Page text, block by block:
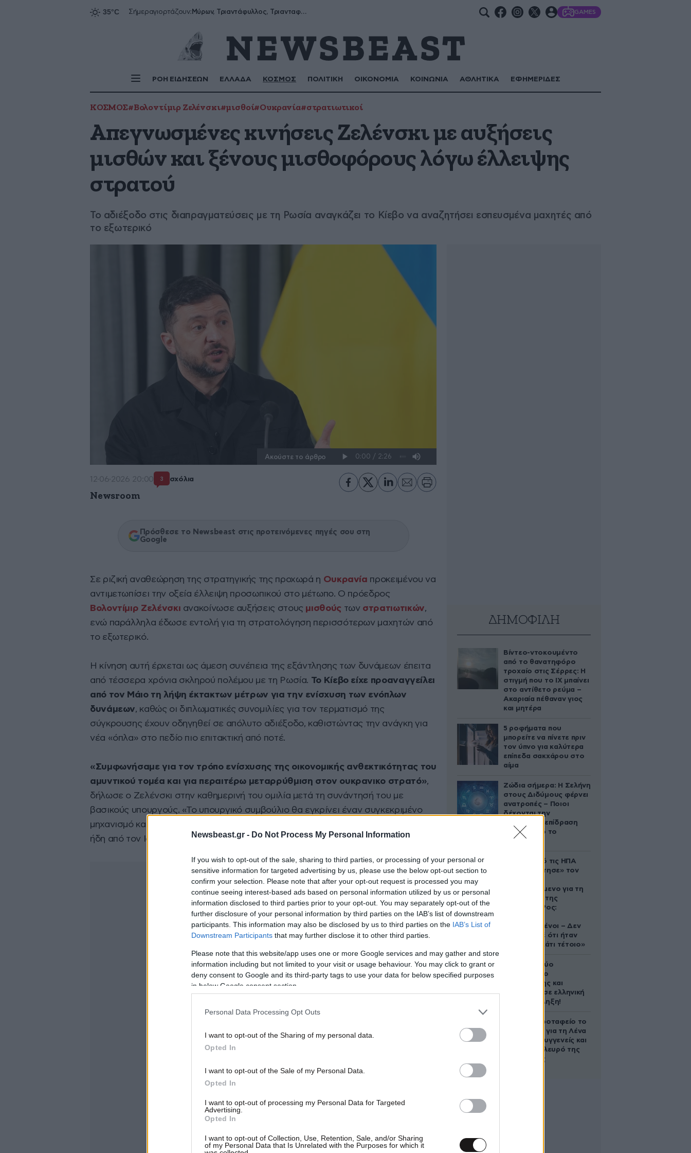
Newsbeast.gr - Do Not Process My Personal Information
If you wish to opt-out of the sale, sharing to third parties, or processing of your personal or
sensitive information for targeted advertising by us, please use the below opt-out section to
confirm your selection. Please note that after your opt-out request is processed you may
continue seeing interest-based ads based on personal information utilized by us or personal
information disclosed to third parties prior to your opt-out. You may separately opt-out of the
further disclosure of your personal information by third parties on the IAB’s list of downstream
participants. This information may also be disclosed by us to third parties on the IAB’s List of
Downstream Participants that may further disclose it to other third parties.
Please note that this website/app uses one or more Google services and may gather and store
information including but not limited to your visit or usage behaviour. You may click to grant or
deny consent to Google and its third-party tags to use your data for below specified purposes
in below Google consent section.
Personal Data Processing Opt Outs
I want to opt-out of the Sharing of my personal data.
Opted In
I want to opt-out of the Sale of my Personal Data.
Opted In
I want to opt-out of processing my Personal Data for Targeted
Advertising.
Opted In
I want to opt-out of Collection, Use, Retention, Sale, and/or Sharing
of my Personal Data that Is Unrelated with the Purposes for which it
Σήμεραγιορτάζουν: Μύρων, Τριαντάφυλλος, Τριανταφυλλιά, Φυλλιώ, Ρόζα GAMES
ΡΟΗ ΕΙΔΗΣΕΩΝ ΕΛΛΑΔΑ ΚΟΣΜΟΣ ΠΟΛΙΤΙΚΗ ΟΙΚΟΝΟΜΙΑ ΚΟΙΝΩΝΙΑ ΑΘΛΗΤΙΚΑ ΕΦΗΜΕΡΙΔΕΣ
ΚΟΣΜΟΣ#Βολοντίμιρ Ζελένσκι#μισθοί#Ουκρανία#στρατιωτικοί
Απεγνωσμένες κινήσεις Ζελένσκι με αυξήσεις
μισθών και ξένους μισθοφόρους λόγω έλλειψης
στρατού
Το αδιέξοδο στις διαπραγματεύσεις με τη Ρωσία αναγκάζει το Κίεβο να αναζητήσει εσπευσμένα μαχητές από
το εξωτερικό
Ακούστε το άρθρο
12·06·2026 20:00 3 σχόλια
Newsroom
Πρόσθεσε το Newsbeast στις προτεινόμενες πηγές σου στη
Google
Σε ριζική αναθεώρηση της στρατηγικής της προχωρά η Ουκρανία προκειμένου να
αντιμετωπίσει την οξεία έλλειψη προσωπικού στο μέτωπο. Ο πρόεδρος
Βολοντίμιρ Ζελένσκι ανακοίνωσε αυξήσεις στους μισθούςτων στρατιωτικών,
ενώ παράλληλα έδωσε εντολή για τη στρατολόγηση περισσότερων μαχητών από
το εξωτερικό.
Η κίνηση αυτή έρχεται ως άμεση συνέπεια της εξάντλησης των δυνάμεων έπειτα
από τέσσερα χρόνια σκληρού πολέμου με τη Ρωσία. Το Κίεβο είχε προαναγγείλει
από τον Μάιο τη λήψη έκτακτων μέτρων για την ενίσχυση των ενόπλων
δυνάμεων, καθώς οι διπλωματικές συνομιλίες για τον τερματισμό της
σύγκρουσης έχουν οδηγηθεί σε απόλυτο αδιέξοδο, καθιστώντας την ανάγκη για
νέα «όπλα» στο πεδίο πιο επιτακτική από ποτέ.
«Συμφωνήσαμε για τον τρόπο ενίσχυσης της οικονομικής ανθεκτικότητας του
αμυντικού τομέα και για περαιτέρω μεταρρύθμιση στον ουκρανικο στρατό»,
δήλωσε ο Ζελένσκι στην καθημερινή του ομιλία μετά τη συνάντησή του με
βασικούς υπουργούς. «Το υπουργικό συμβούλιο θα εγκρίνει έναν συγκεκριμένο
μηχανισμό και η κυβέρνηση αναμένεται να ξεκινήσει τις πρώτες νέες πληρωμές
ήδη από τον Ιούνιο», πρόσθεσε.
ΔΗΜΟΦΙΛΗ
Βίντεο-ντοκουμέντο
από το θανατηφόρο
τροχαίο στις Σέρρες: Η
στιγμή που το ΙΧ μπαίνει
στο αντίθετο ρεύμα –
Ακαριαία πέθαναν γιος
και μητέρα
5 ροφήματα που
μπορείτε να πίνετε πριν
τον ύπνο για καλύτερα
επίπεδα σακχάρου στο
αίμα
Ζώδια σήμερα: Η Σελήνη
στους Διδύμους φέρνει
ανατροπές – Ποιοι
δέχονται την
ευεργετική επίδραση
του Δία από το
Ζευγάρι από τις ΗΠΑ
που «υιοθέτησε» τον
κατηγορούμενο για τη
δολοφονία της
Ελίζαμπεθ Ρος:
συντετριμμένοι – Δεν
έδειξε ποτέ ότι ήταν
ικανός για κάτι τέτοιο»
Ακυρώνει δύο
συμβόλαια ο
Λαρεντζάκης και
υπογράφει σε ελληνική
ομάδα-έκπληξη!
Στο Α’ Νεκροταφείο το
μνημόσυνο για τη Λένα
Σαμαρά – Συγγενείς και
φίλοι στο πλευρό της
οικογένειας